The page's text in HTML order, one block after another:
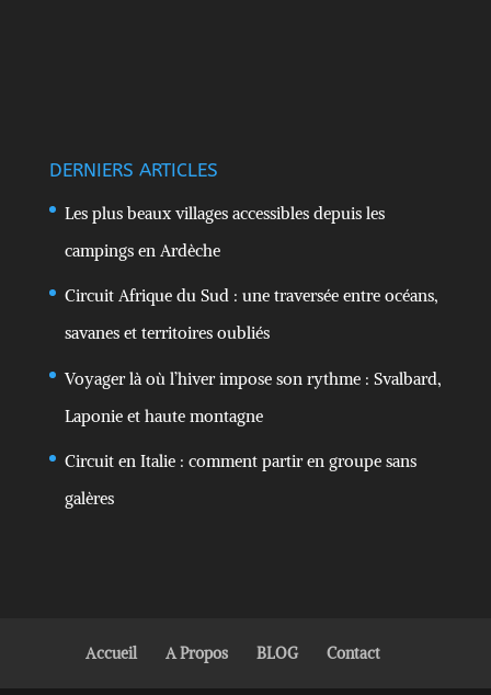
DERNIERS ARTICLES
Les plus beaux villages accessibles depuis les
campings en Ardèche
Circuit Afrique du Sud : une traversée entre océans,
savanes et territoires oubliés
Voyager là où l’hiver impose son rythme : Svalbard,
Laponie et haute montagne
Circuit en Italie : comment partir en groupe sans
galères
Accueil A Propos BLOG Contact